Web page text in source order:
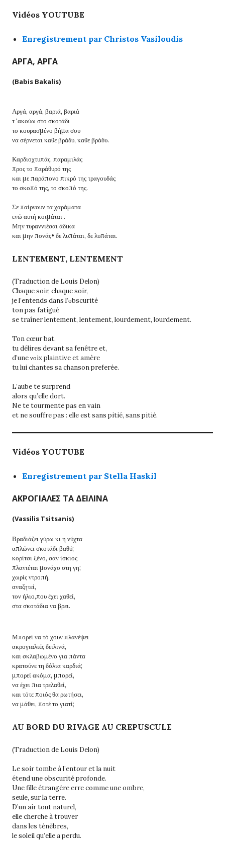
Vidéos YOUTUBE
Enregistrement par Christos Vasiloudis
ΑΡΓΑ, ΑΡΓΑ
(Babis Bakalis)
Αργά, αργά, βαριά, βαριά
τ ‘ακούω στο σκοτάδι
το κουρασμένο βήμα σου
να σέρνεται καθε βράδυ, καθε βράδυ.
Καρδιοχτυπάς, παραμιλάς
προς το παράθυρό της
και με παράπονο πικρό της τραγουδάς
το σκοπό της, το σκοπό της.
Σε παίρνουν τα χαράματα
ενώ αυτή κοιμάται .
Μην τυραννιέσαι άδικα
και μην πονάς• δε λυπάται, δε λυπάται.
LENTEMENT, LENTEMENT
(Traduction de Louis Delon)
Chaque soir, chaque soir,
je l’entends dans l’οbscurité
ton pas fatigué
se traîner lentement, lentement, lourdement, lourdement.
Ton cœur bat,
tu délires devant sa fenêtre et,
d’une νοix plaintive et amère
tu lui chantes sa chanson preferée.
L’aube te surprend
alors qu’elle dort.
Ne te tourmente pas en vain
et ne souffre pas : elle est sans pitié, sans pitié.
Vidéos YOUTUBE
Enregistrement par Stella Haskil
ΑΚΡΟΓΙΑΛΕΣ ΤΑ ΔΕΙΛΙΝΑ
(Vassilis Tsitsanis)
Βραδιάζει γύρω κι η νύχτα
απλώνει σκοτάδι βαθύ;
κορίτσι ξένο, σαν ίσκιος
πλανιέται μονάχο στη γη;
χωρίς ντροπή,
αναζητεί,
τον ήλιο,που έχει χαθεί,
στα σκοτάδια να βρει.
Μπορεί να τό χουν πλανέψει
ακρογιαλιές δειλινά,
και σκλαβωμένο για πάντα
κρατούνε τη δόλια καρδιά;
μπορεί ακόμα, μπορεί,
να έχει πια τρελαθεί,
και τότε ποιός θα ρωτήσει,
να μάθει, ποτέ το γιατί;
AU BORD DU RIVAGE AU CREPUSCULE
(Traduction de Louis Delon)
Le soir tombe à l’entour et la nuit
étend une obscurité profonde.
Une fille étrangère erre comme une ombre,
seule, sur la terre.
D’un air tout naturel,
elle cherche à trouver
dans les ténèbres,
le soleil qu’elle a perdu.